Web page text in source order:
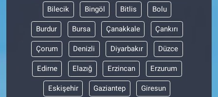
Bilecik Bingöl Bitlis Bolu
Burdur Bursa Çanakkale Çankırı
Çorum Denizli Diyarbakır Düzce
Edirne Elazığ Erzincan Erzurum
Eskişehir Gaziantep Giresun